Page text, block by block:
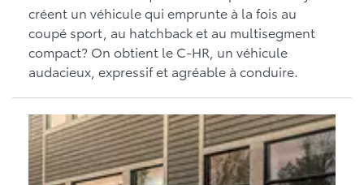
créent un véhicule qui emprunte à la fois au
coupé sport, au hatchback et au multisegment
compact? On obtient le C-HR, un véhicule
audacieux, expressif et agréable à conduire.